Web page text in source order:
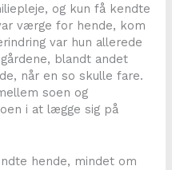
og kun få kendte
værge for hende, kom
var hun allerede
blandt andet
når en so skulle fare.
soen og
i at lægge sig på
hende, mindet om